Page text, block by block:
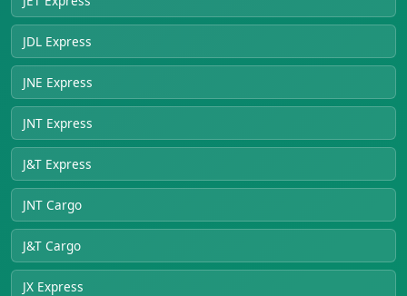
JDL Express
JNE Express
JNT Express
J&T Express
JNT Cargo
J&T Cargo
JX Express